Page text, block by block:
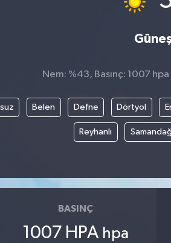
Nem: %43, Basınç: 1007
Belen Defne Dörtyol
Reyhanlı
BASINÇ
1007 HPA hpa